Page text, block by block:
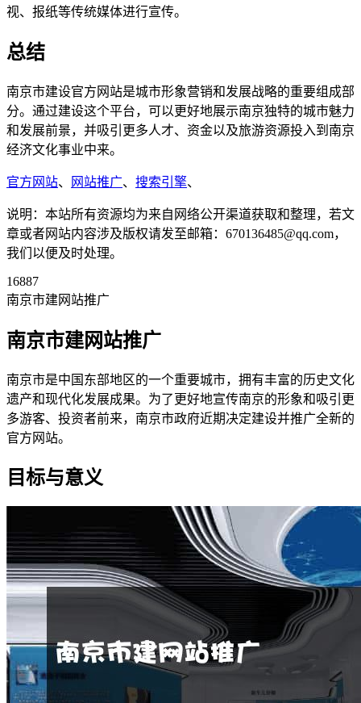
视、报纸等传统媒体进行宣传。
总结
南京市建设官方网站是城市形象营销和发展战略的重要组成部
分。通过建设这个平台，可以更好地展示南京独特的城市魅力
和发展前景，并吸引更多人才、资金以及旅游资源投入到南京
经济文化事业中来。
官方网站、 网站推广、 搜索引擎、
说明：本站所有资源均为来自网络公开渠道获取和整理，若文
章或者网站内容涉及版权请发至邮箱：670136485@qq.com，
我们以便及时处理。
16887
南京市建网站推广
南京市建网站推广
南京市是中国东部地区的一个重要城市，拥有丰富的历史文化
遗产和现代化发展成果。为了更好地宣传南京的形象和吸引更
多游客、投资者前来，南京市政府近期决定建设并推广全新的
官方网站。
目标与意义